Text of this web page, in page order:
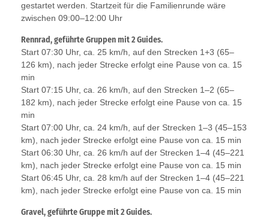
gestartet werden. Startzeit für die Familienrunde wäre
zwischen 09:00–12:00 Uhr
Rennrad, geführte Gruppen mit 2 Guides.
Start 07:30 Uhr, ca. 25 km/h, auf den Strecken 1+3 (65–
126 km), nach jeder Strecke erfolgt eine Pause von ca. 15
min
Start 07:15 Uhr, ca. 26 km/h, auf den Strecken 1–2 (65–
182 km), nach jeder Strecke erfolgt eine Pause von ca. 15
min
Start 07:00 Uhr, ca. 24 km/h, auf der Strecken 1–3 (45–153
km), nach jeder Strecke erfolgt eine Pause von ca. 15 min
Start 06:30 Uhr, ca. 26 km/h auf der Strecken 1–4 (45–221
km), nach jeder Strecke erfolgt eine Pause von ca. 15 min
Start 06:45 Uhr, ca. 28 km/h auf der Strecken 1–4 (45–221
km), nach jeder Strecke erfolgt eine Pause von ca. 15 min
Gravel, geführte Gruppe mit 2 Guides.